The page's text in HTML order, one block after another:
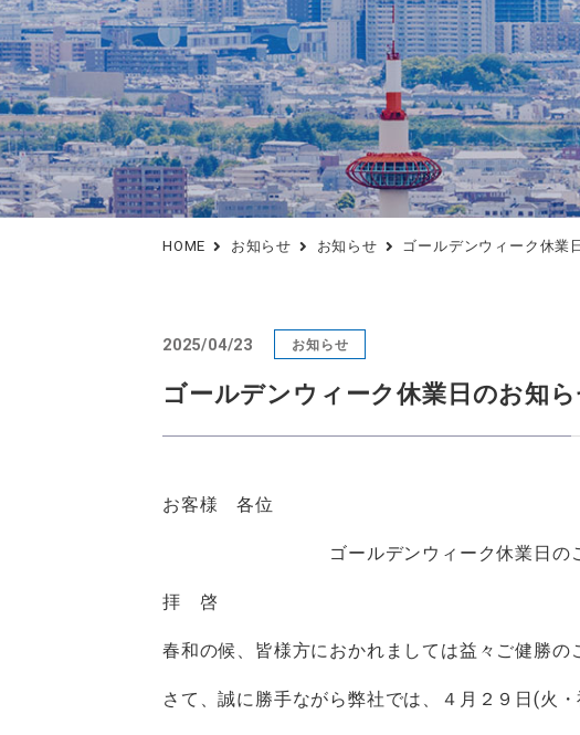
月次決算／四半期業績検討
年末調整業務
償却資産税申告業務
税務調査が来る
月次巡回監査
料金表
不動産の賃貸収入がある方
医療費を多額に支払われた方
医療機器導入に関する相談
資金調達交渉のバックアップ
事業収支計画書の作成
広告・広報活動への助言
スタッフ募集・採用に関する助言
スタッフ教育
行政への提出書類作成支援
アフターサポート
医療
人事
受付
お勧めしたい方
遺産分割
相続手続きにおいて必要な準備書類
財産の名義変更手続き
相続税等申告手続費用
HOME お知らせ お知らせ ゴールデンウィーク休業
2025/04/23 お知らせ
ゴールデンウィーク休業日のお知
お客様 各位
ゴールデンウィーク休業日のご
拝 啓
春和の候、皆様方におかれましては益々ご健勝の
さて、誠に勝手ながら弊社では、４月２９日(火・